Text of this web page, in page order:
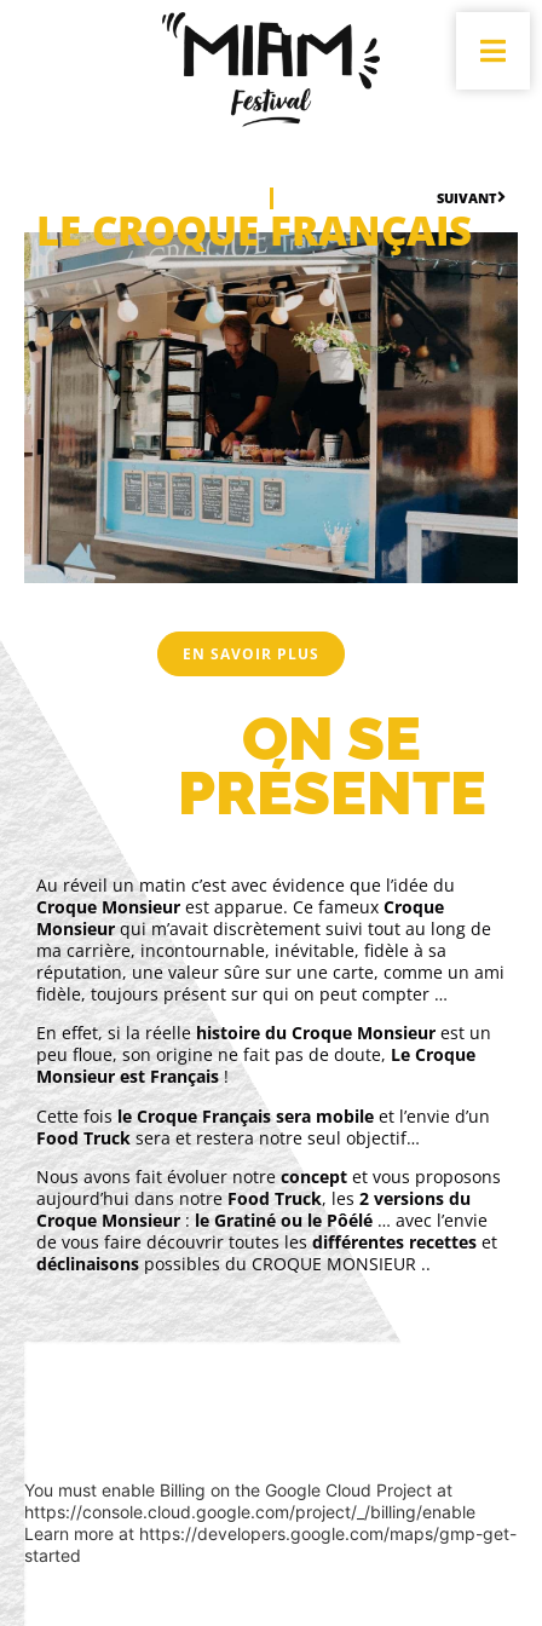
SUIVANT
LE CROQUE FRANÇAIS
ON SE
PRÉSENTE
EN SAVOIR PLUS
Au réveil un matin c’est avec évidence que l’idée du
Croque Monsieur est apparue. Ce fameux Croque
Monsieur qui m’avait discrètement suivi tout au long de
ma carrière, incontournable, inévitable, fidèle à sa
réputation, une valeur sûre sur une carte, comme un ami
fidèle, toujours présent sur qui on peut compter …
En effet, si la réellehistoire du Croque Monsieur est un
peu floue, son origine ne fait pas de doute, Le Croque
Monsieur est Français !
Cette fois le Croque Français sera mobile et l’envie d’un
Food Truck sera et restera notre seul objectif…
Nous avons fait évoluer notre concept et vous proposons
aujourd’hui dans notre Food Truck, les 2 versions du
Croque Monsieur : le Gratiné ou le Pôélé … avec l’envie
de vous faire découvrir toutes lesdifférentes recettes et
déclinaisons possibles du CROQUE MONSIEUR ..
You must enable Billing on the Google Cloud Project at
https://console.cloud.google.com/project/_/billing/enable
Learn more at https://developers.google.com/maps/gmp-get-
started